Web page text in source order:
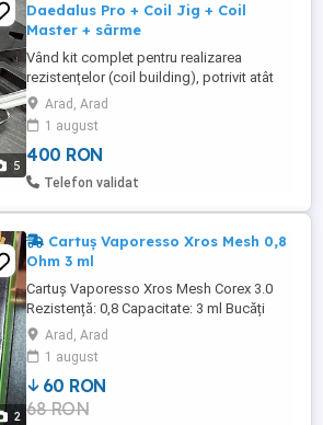
5
Daedalus Pro + Coil Jig + Coil
Master + sârme
Vând kit complet pentru realizarea
rezistențelor (coil building), potrivit atât
pentru începători, cât și pentru utilizatori
experimentați. Pachetul include: -
Daedalus Coil Jig - Avidartisan Daedalus
Pro Coil Maker - Coil Master - Sârme
pentru făcut rezistențe Produsele sunt în
Arad, Arad
1 august
400 RON
Telefon validat
2
Cartuș Vaporesso Xros Mesh 0,8
Ohm 3 ml
Cartuș Vaporesso Xros Mesh Corex 3.0
Rezistență: 0,8 Capacitate: 3 ml Bucăți
cutie: 4
Arad, Arad
1 august
60 RON
68 RON